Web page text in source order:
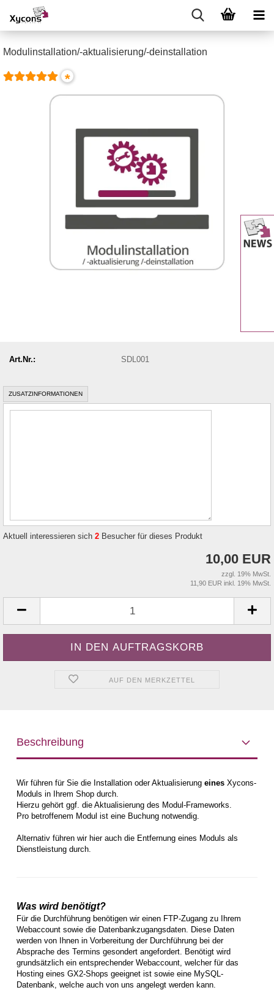
Modulinstallation/-aktualisierung/-deinstallation
*
Art.Nr.: SDL001
ZUSATZINFORMATIONEN
Aktuell interessieren sich 2 Besucher für dieses Produkt
10,00 EUR
zzgl. 19% MwSt.
11,90 EUR inkl. 19% MwSt.
AUF DEN MERKZETTEL
Beschreibung
Wir führen für Sie die Installation oder Aktualisierung eines Xycons-
Moduls in Ihrem Shop durch.
Hierzu gehört ggf. die Aktualisierung des Modul-Frameworks.
Pro betroffenem Modul ist eine Buchung notwendig.
Alternativ führen wir hier auch die Entfernung eines Moduls als
Dienstleistung durch.
Was wird benötigt?
Für die Durchführung benötigen wir einen FTP-Zugang zu Ihrem
Webaccount sowie die Datenbankzugangsdaten. Diese Daten
werden von Ihnen in Vorbereitung der Durchführung bei der
Absprache des Termins gesondert angefordert. Benötigt wird
grundsätzlich ein entsprechender Webaccount, welcher für das
Hosting eines GX2-Shops geeignet ist sowie eine MySQL-
Datenbank, welche auch von uns angelegt werden kann.